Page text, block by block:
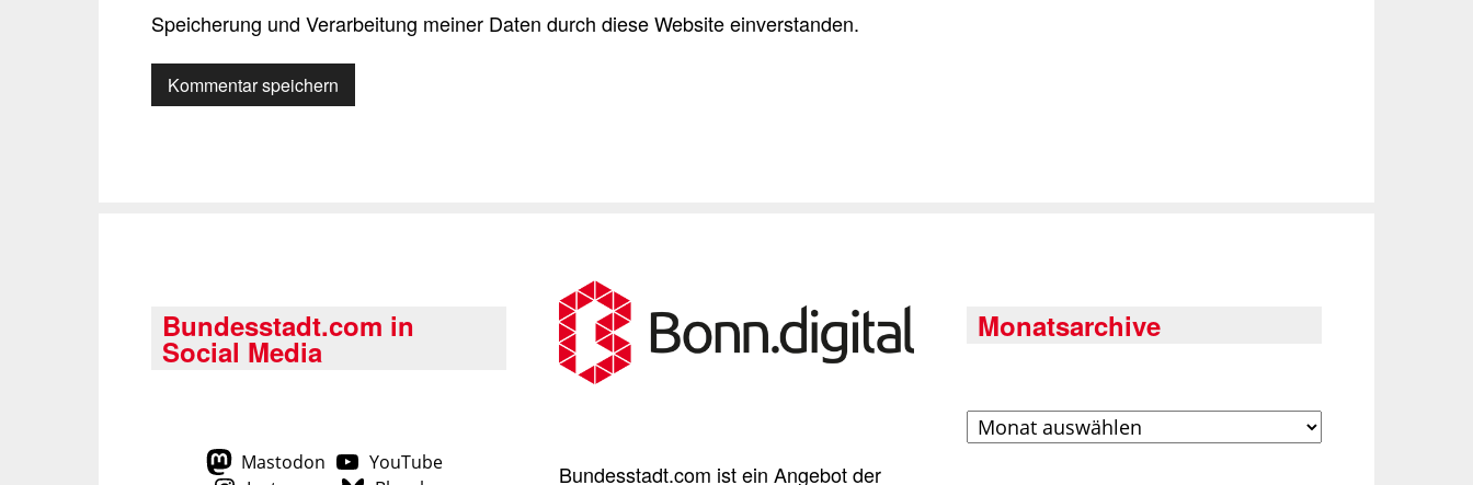
Speicherung und Verarbeitung meiner Daten durch diese Website einverstanden.
Bundesstadt.com in
Social Media
Mastodon
YouTube
Bundesstadt.com ist ein Angebot der
Monatsarchive
Archiv